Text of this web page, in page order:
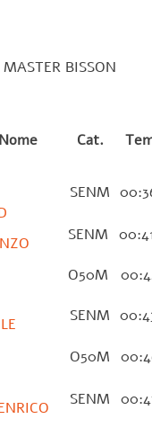
BISSON
Cat.
SENM
SENM
O50M
SENM
O50M
SENM